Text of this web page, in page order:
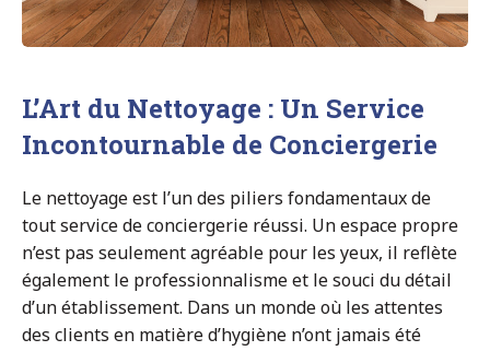
L’Art du Nettoyage : Un Service
Incontournable de Conciergerie
Le nettoyage est l’un des piliers fondamentaux de
tout service de conciergerie réussi. Un espace propre
n’est pas seulement agréable pour les yeux, il reflète
également le professionnalisme et le souci du détail
d’un établissement. Dans un monde où les attentes
des clients en matière d’hygiène n’ont jamais été